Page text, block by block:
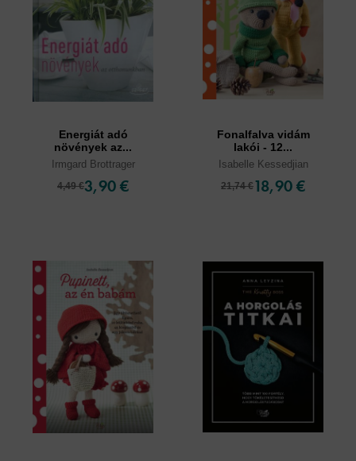
Energiát adó
növények az...
Irmgard Brottrager
4,49 €3,90 €
Fonalfalva vidám
lakói - 12...
Isabelle Kessedjian
21,74 €18,90 €